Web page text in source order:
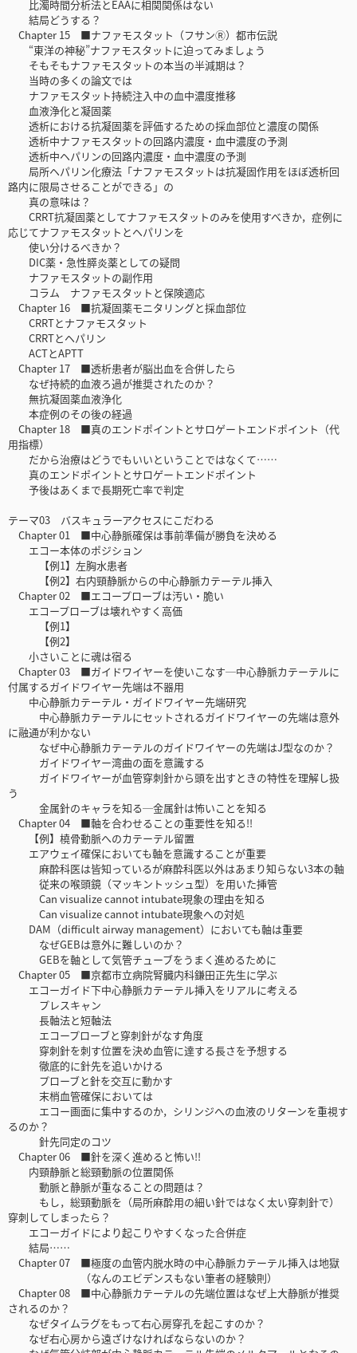
比濁時間分析法とEAAに相関関係はない
結局どうする？
Chapter 15 ■ナファモスタット（フサンⓇ）都市伝説
“東洋の神秘”ナファモスタットに迫ってみましょう
そもそもナファモスタットの本当の半減期は？
当時の多くの論文では
ナファモスタット持続注入中の血中濃度推移
血液浄化と凝固薬
透析における抗凝固薬を評価するための採血部位と濃度の関係
透析中ナファモスタットの回路内濃度・血中濃度の予測
透析中ヘパリンの回路内濃度・血中濃度の予測
局所ヘパリン化療法「ナファモスタットは抗凝固作用をほぼ透析回
路内に限局させることができる」の
真の意味は？
CRRT抗凝固薬としてナファモスタットのみを使用すべきか，症例に
応じてナファモスタットとヘパリンを
使い分けるべきか？
DIC薬・急性膵炎薬としての疑問
ナファモスタットの副作用
コラム ナファモスタットと保険適応
Chapter 16 ■抗凝固薬モニタリングと採血部位
CRRTとナファモスタット
CRRTとヘパリン
ACTとAPTT
Chapter 17 ■透析患者が脳出血を合併したら
なぜ持続的血液ろ過が推奨されたのか？
無抗凝固薬血液浄化
本症例のその後の経過
Chapter 18 ■真のエンドポイントとサロゲートエンドポイント（代
用指標）
だから治療はどうでもいいということではなくて……
真のエンドポイントとサロゲートエンドポイント
予後はあくまで長期死亡率で判定
テーマ03 バスキュラーアクセスにこだわる
Chapter 01 ■中心静脈確保は事前準備が勝負を決める
エコー本体のポジション
【例1】左胸水患者
【例2】右内頸静脈からの中心静脈カテーテル挿入
Chapter 02 ■エコープローブは汚い・脆い
エコープローブは壊れやすく高価
【例1】
【例2】
小さいことに魂は宿る
Chapter 03 ■ガイドワイヤーを使いこなす─中心静脈カテーテルに
付属するガイドワイヤー先端は不器用
中心静脈カテーテル・ガイドワイヤー先端研究
中心静脈カテーテルにセットされるガイドワイヤーの先端は意外
に融通が利かない
なぜ中心静脈カテーテルのガイドワイヤーの先端はJ型なのか？
ガイドワイヤー湾曲の面を意識する
ガイドワイヤーが血管穿刺針から頭を出すときの特性を理解し扱
う
金属針のキャラを知る─金属針は怖いことを知る
Chapter 04 ■軸を合わせることの重要性を知る!!
【例】橈骨動脈へのカテーテル留置
エアウェイ確保においても軸を意識することが重要
麻酔科医は皆知っているが麻酔科医以外はあまり知らない3本の軸
従来の喉頭鏡（マッキントッシュ型）を用いた挿管
Can visualize cannot intubate現象の理由を知る
Can visualize cannot intubate現象への対処
DAM（difficult airway management）においても軸は重要
なぜGEBは意外に難しいのか？
GEBを軸として気管チューブをうまく進めるために
Chapter 05 ■京都市立病院腎臓内科鎌田正先生に学ぶ
エコーガイド下中心静脈カテーテル挿入をリアルに考える
プレスキャン
長軸法と短軸法
エコープローブと穿刺針がなす角度
穿刺針を刺す位置を決め血管に達する長さを予想する
徹底的に針先を追いかける
プローブと針を交互に動かす
末梢血管確保においては
エコー画面に集中するのか，シリンジへの血液のリターンを重視す
るのか？
針先同定のコツ
Chapter 06 ■針を深く進めると怖い!!
内頸静脈と総頸動脈の位置関係
動脈と静脈が重なることの問題は？
もし，総頸動脈を（局所麻酔用の細い針ではなく太い穿刺針で）
穿刺してしまったら？
エコーガイドにより起こりやすくなった合併症
結局……
Chapter 07 ■極度の血管内脱水時の中心静脈カテーテル挿入は地獄
（なんのエビデンスもない筆者の経験則）
Chapter 08 ■中心静脈カテーテルの先端位置はなぜ上大静脈が推奨
されるのか？
なぜタイムラグをもって右心房穿孔を起こすのか？
なぜ右心房から遠ざけなければならないのか？